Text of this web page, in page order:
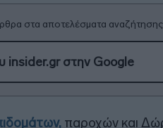
στα αποτελέσματα
insider.gr στην Google
παροχών και